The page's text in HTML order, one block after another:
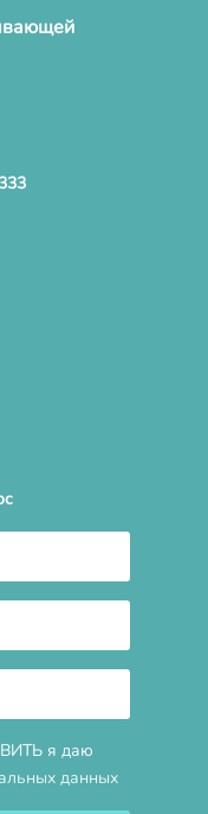
я даю
данных